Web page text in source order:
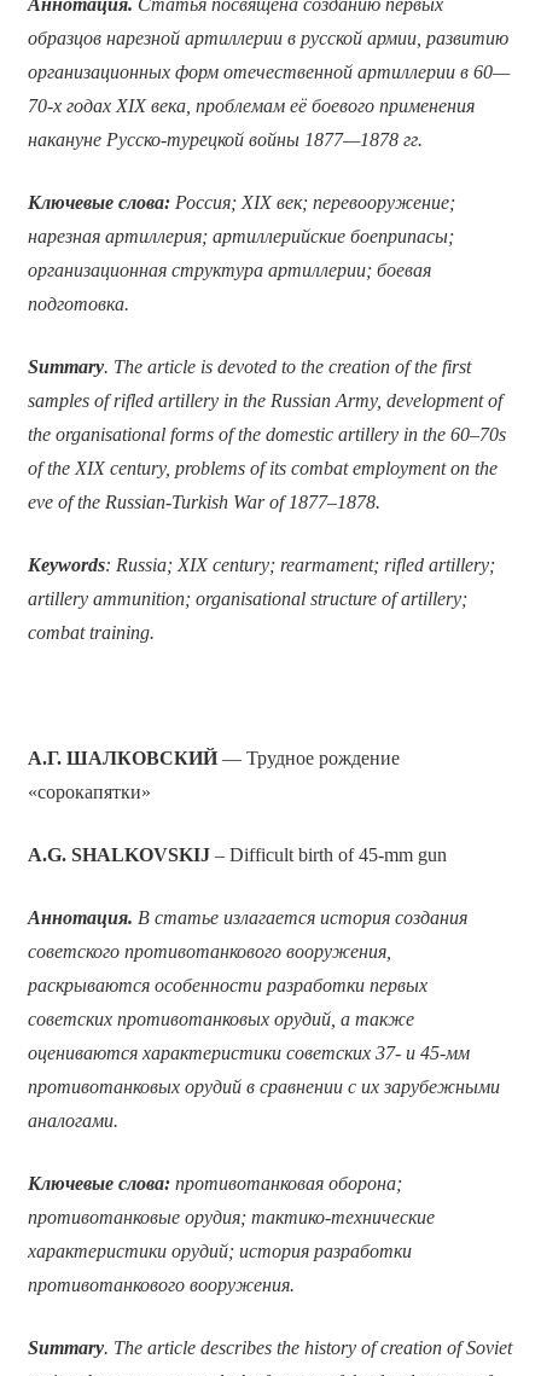
образцов нарезной артиллерии в русской армии, развитию
организационных форм отечественной артиллерии в 60—
70-х годах XIXвека, проблемам её боевого применения
накануне Русско-турецкой войны 1877—1878 гг.
Ключевые слова:Россия; XIXвек; перевооружение;
нарезная артиллерия; артиллерийские боеприпасы;
организационная структура артиллерии; боевая
подготовка.
Summary. The article is devoted to the creation of the first
samples of rifled artillery in the Russian Army, development of
the organisational forms of the domestic artillery in the 60–70s
of the XIX century, problems of its combat employment on the
eve of the Russian-Turkish War of 1877–1878.
Keywords: Russia; XIX century; rearmament; rifled artillery;
artillery ammunition; organisational structure of artillery;
combat training.
А.Г. ШАЛКОВСКИЙ— Трудное рождение
«сорокапятки»
A.G. SHALKOVSKIJ– Difficult birth of 45-mm gun
Аннотация. В статье излагается история создания
советского противотанкового вооружения,
раскрываются особенности разработки первых
советских противотанковых орудий, а также
оцениваются характеристики советских 37- и 45-мм
противотанковых орудий в сравнении с их зарубежными
аналогами.
Ключевые слова:противотанковая оборона;
противотанковые орудия; тактико-технические
характеристики орудий; история разработки
противотанкового вооружения.
Summary. The article describes the history of creation of Soviet